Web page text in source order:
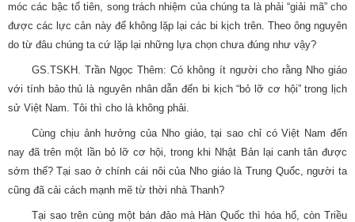
móc các bậc tổ tiên, song trách nhiệm của chúng ta là phải “giải mã” cho
được các lực cản này để không lặp lại các bi kịch trên. Theo ông nguyên
do từ đâu chúng ta cứ lặp lại những lựa chọn chưa đúng như vậy?
GS.TSKH. Trần Ngọc Thêm: Có không ít người cho rằng Nho giáo
với tính bảo thủ là nguyên nhân dẫn đến bi kịch “bỏ lỡ cơ hội” trong lịch
sử Việt Nam. Tôi thì cho là không phải.
Cùng chịu ảnh hưởng của Nho giáo, tại sao chỉ có Việt Nam đến
nay đã trên một lần bỏ lỡ cơ hội, trong khi Nhật Bản lại canh tân được
sớm thế? Tại sao ở chính cái nôi của Nho giáo là Trung Quốc, người ta
cũng đã cải cách mạnh mẽ từ thời nhà Thanh?
Tại sao trên cùng một bán đảo mà Hàn Quốc thì hóa hổ, còn Triều